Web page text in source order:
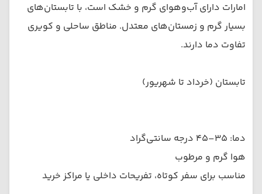
امارات دارای آب‌وهوای گرم و خشک است، با تابستان‌های
بسیار گرم و زمستان‌های معتدل. مناطق ساحلی و کویری
تفاوت دما دارند.
تابستان (خرداد تا شهریور)
دما: ۳۵–۴۵ درجه سانتی‌گراد
هوا گرم و مرطوب
مناسب برای سفر کوتاه، تفریحات داخلی یا مراکز خرید